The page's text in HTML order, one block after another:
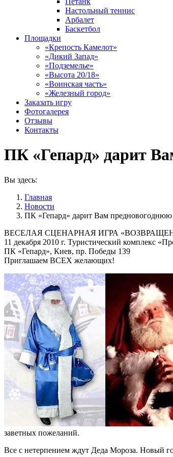
Настольный теннис
Арбалет
Баскетбол
Площадки
«Крепость Камелот»
«Дикий Запад»
«Подземелье»
«Высота 20/18»
«Воинская часть»
«Железный город»
Заказать игру
Фотогалерея
Отзывы
Контакты
ПК «Гепард» дарит
Вы здесь:
Главная
Новости
ПК «Гепард» дарит Вам
ВЕСЕЛАЯ СЦЕНАРНАЯ ИГРА
11 декабря 2010 г. Туристический комплекс
ПК «Гепард», Киев, пр. Победы 139
Приглашаем ВСЕХ желающих!
заветных пожеланий.
Все с нетерпением ждут Деда Мороза. Новый